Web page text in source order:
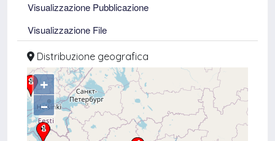
Visualizzazione Pubblicazione
Visualizzazione File
Distribuzione geografica
+
–